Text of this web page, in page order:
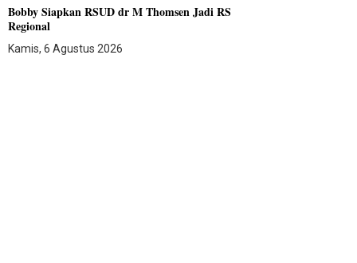
Bobby Siapkan RSUD dr M Thomsen Jadi RS
Regional
Kamis, 6 Agustus 2026